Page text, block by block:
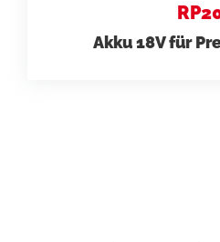
Akku 18V für